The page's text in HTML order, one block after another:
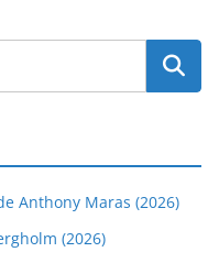
Anthony Maras (2026)
(2026)